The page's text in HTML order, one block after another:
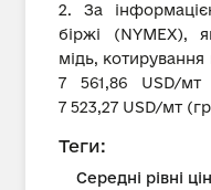
2. За
біржі (NYMEX),
мідь, котирування
7 561,86 USD/
7 523,27 USD/мт
Теги:
Середні рівні